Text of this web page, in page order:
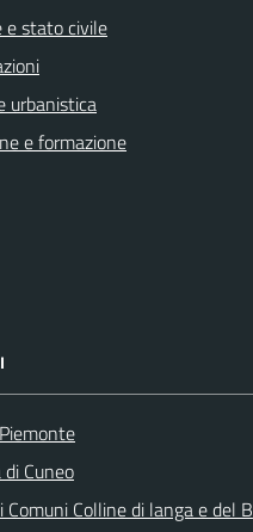
e stato civile
urbanistica
e formazione
Cuneo
Comuni Colline di langa e del B